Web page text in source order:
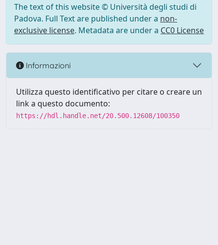
The text of this website © Università degli studi di
Padova. Full Text are published under a non-
exclusive license. Metadata are under a CC0 License
Informazioni
Utilizza questo identificativo per citare o creare un
link a questo documento:
https://hdl.handle.net/20.500.12608/100350